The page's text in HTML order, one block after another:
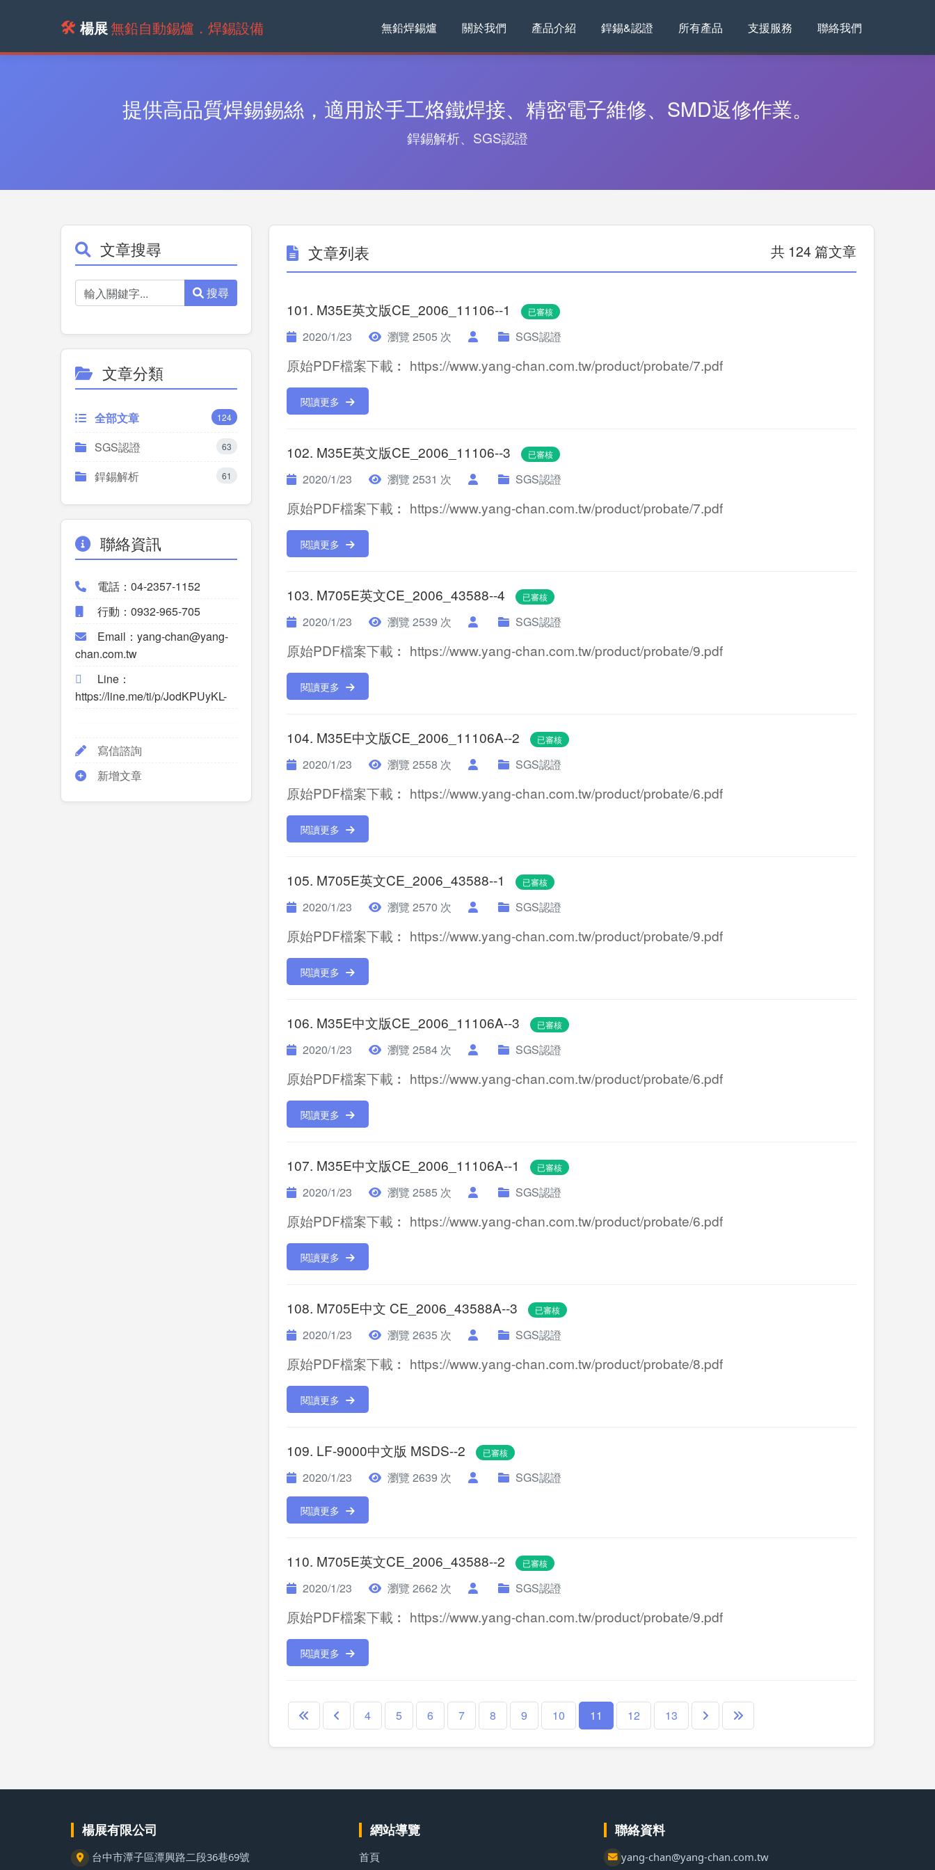
🛠️ 楊展無鉛自動錫爐．焊錫設備 無鉛焊錫爐 關於我們 產品介紹 銲錫&認證 所有產品 支援服務 聯絡我們
提供高品質焊錫錫絲，適用於手工烙鐵焊接、精密電子維修、SMD返修作業。
銲錫解析、SGS認證
文章搜尋
搜尋
文章分類
全部文章 124
SGS認證 63
銲錫解析 61
聯絡資訊
電話：04-2357-1152
行動：0932-965-705
Email：yang-chan@yang-
chan.com.tw
Line：
https://line.me/ti/p/JodKPUyKL-
寫信諮詢
新增文章
文章列表 共 124 篇文章
101. M35E英文版CE_2006_11106--1 已審核
2020/1/23 瀏覽 2505 次 SGS認證
原始PDF檔案下載︰ https://www.yang-chan.com.tw/product/probate/7.pdf
閱讀更多
102. M35E英文版CE_2006_11106--3 已審核
2020/1/23 瀏覽 2531 次 SGS認證
原始PDF檔案下載︰ https://www.yang-chan.com.tw/product/probate/7.pdf
閱讀更多
103. M705E英文CE_2006_43588--4 已審核
2020/1/23 瀏覽 2539 次 SGS認證
原始PDF檔案下載︰ https://www.yang-chan.com.tw/product/probate/9.pdf
閱讀更多
104. M35E中文版CE_2006_11106A--2 已審核
2020/1/23 瀏覽 2558 次 SGS認證
原始PDF檔案下載︰ https://www.yang-chan.com.tw/product/probate/6.pdf
閱讀更多
105. M705E英文CE_2006_43588--1 已審核
2020/1/23 瀏覽 2570 次 SGS認證
原始PDF檔案下載︰ https://www.yang-chan.com.tw/product/probate/9.pdf
閱讀更多
106. M35E中文版CE_2006_11106A--3 已審核
2020/1/23 瀏覽 2584 次 SGS認證
原始PDF檔案下載︰ https://www.yang-chan.com.tw/product/probate/6.pdf
閱讀更多
107. M35E中文版CE_2006_11106A--1 已審核
2020/1/23 瀏覽 2585 次 SGS認證
原始PDF檔案下載︰ https://www.yang-chan.com.tw/product/probate/6.pdf
閱讀更多
108. M705E中文 CE_2006_43588A--3 已審核
2020/1/23 瀏覽 2635 次 SGS認證
原始PDF檔案下載︰ https://www.yang-chan.com.tw/product/probate/8.pdf
閱讀更多
109. LF-9000中文版 MSDS--2 已審核
2020/1/23 瀏覽 2639 次 SGS認證
閱讀更多
110. M705E英文CE_2006_43588--2 已審核
2020/1/23 瀏覽 2662 次 SGS認證
原始PDF檔案下載︰ https://www.yang-chan.com.tw/product/probate/9.pdf
閱讀更多
4 5 6 7 8 9 10 11 12 13
楊展有限公司
台中市潭子區潭興路二段36巷69號
網站導覽
首頁
聯絡資料
yang-chan@yang-chan.com.tw